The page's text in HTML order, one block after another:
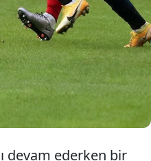
futbol kulübü mali
iflas başvurusunda
lig kulübü, finansal
olarak iflas sürecine
devam ederken bir